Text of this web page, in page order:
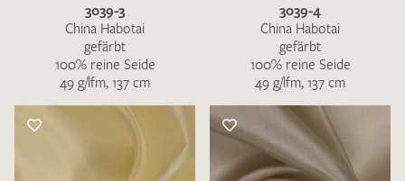
3039-3
China Habotai
gefärbt
100% reine Seide
49 g/lfm, 137 cm
3039-4
China Habotai
gefärbt
100% reine Seide
49 g/lfm, 137 cm